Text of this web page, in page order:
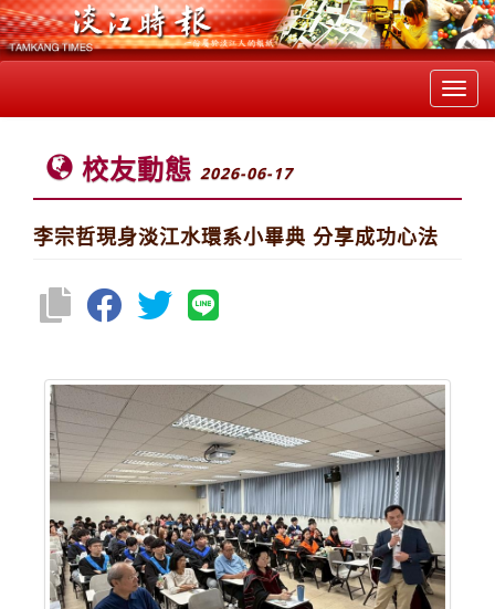
校友動態 2026-06-17
李宗哲現身淡江水環系小畢典 分享成功心法